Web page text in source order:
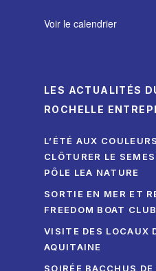
Voir le calendrier
LES ACTUALITÉS
ROCHELLE
L’ÉTÉ AUX
CLÔTURER LE
PÔLE LEA NATURE
SORTIE EN MER ET
FREEDOM BOAT CLUB
VISITE DES LOCAUX
AQUITAINE
SOIRÉE BACCHUS